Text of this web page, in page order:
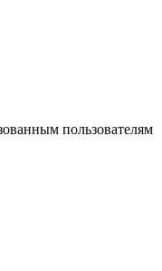
пользователям